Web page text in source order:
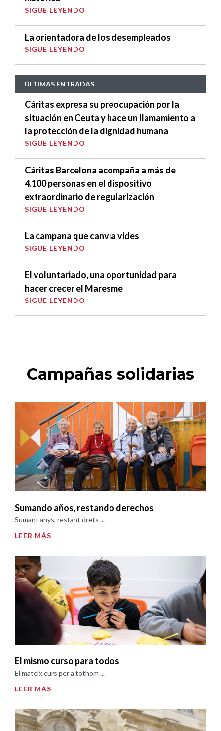
SIGUE LEYENDO
La orientadora de los desempleados
SIGUE LEYENDO
ÚLTIMAS ENTRADAS
Cáritas expresa su preocupación por la
situación en Ceuta y hace un llamamiento a
la protección de la dignidad humana
SIGUE LEYENDO
Cáritas Barcelona acompaña a más de
4.100 personas en el dispositivo
extraordinario de regularización
SIGUE LEYENDO
La campana que canvia vides
SIGUE LEYENDO
El voluntariado, una oportunidad para
hacer crecer el Maresme
SIGUE LEYENDO
Campañas solidarias
Sumando años, restando derechos
Sumant anys, restant drets ...
LEER MÁS
El mismo curso para todos
El mateix curs per a tothom ...
LEER MÁS